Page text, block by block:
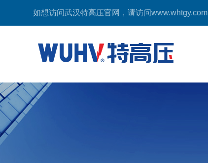
如想访问武汉特高压官网，请访问www.whtgy.com